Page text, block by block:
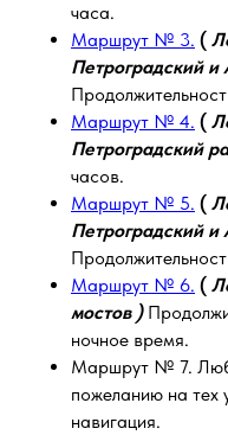
часа.
Маршрут № 3. (
Петроградский и
Маршрут № 4. (
Петроградский
часов.
Маршрут № 5. (
Петроградский и
Маршрут № 6. (
мостов )
ночное время.
Маршрут № 7.
пожеланию на тех
навигация.